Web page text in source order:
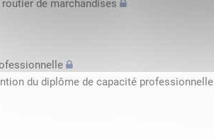
de marchandises
du diplôme de capacité professionnelle